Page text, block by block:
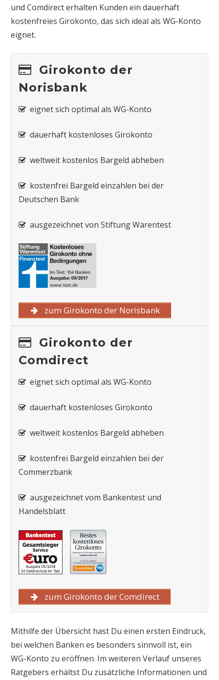
und Comdirect erhalten Kunden ein dauerhaft
kostenfreies Girokonto, das sich ideal als WG-Konto
eignet.
Girokonto der
Norisbank
eignet sich optimal als WG-Konto
dauerhaft kostenloses Girokonto
weltweit kostenlos Bargeld abheben
kostenfrei Bargeld einzahlen bei der
Deutschen Bank
ausgezeichnet von Stiftung Warentest
zum Girokonto der Norisbank
Girokonto der
Comdirect
eignet sich optimal als WG-Konto
dauerhaft kostenloses Girokonto
weltweit kostenlos Bargeld abheben
kostenfrei Bargeld einzahlen bei der
Commerzbank
ausgezeichnet vom Bankentest und
Handelsblatt
zum Girokonto der Comdirect
Mithilfe der Übersicht hast Du einen ersten Eindruck,
bei welchen Banken es besonders sinnvoll ist, ein
WG-Konto zu eröffnen. Im weiteren Verlauf unseres
Ratgebers erhältst Du zusätzliche Informationen und